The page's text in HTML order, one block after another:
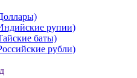
рупии)
баты)
рубли)